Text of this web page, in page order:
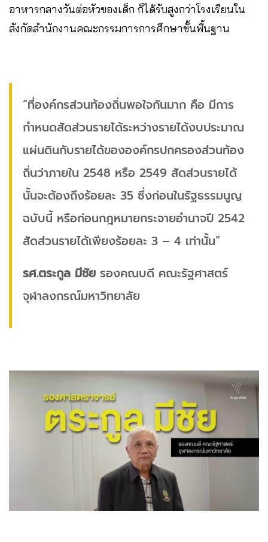
อาหารกลางวันต่อหัวของเด็ก ก็ได้รับสูงกว่าโรงเรียนใน
สังกัดสำนักงานคณะกรรมการการศึกษาขั้นพื้นฐาน
“ที่องค์กรส่วนท้องถิ่นพอใจกันมาก คือ มีการ
กำหนดสัดส่วนรายได้ระหว่างรายได้งบประมาณ
แผ่นดินกับรายได้ขององค์กรปกครองส่วนท้อง
ถิ่นว่าภายใน 2548 หรือ 2549 สัดส่วนรายได้
นั้นจะต้องถึงร้อยละ 35 ซึ่งก่อนในรัฐธรรมนูญ
ฉบับนี้ หรือก่อนกฎหมายกระจายอำนาจปี 2542
สัดส่วนรายได้เพียงร้อยละ 3 – 4 เท่านั้น”
รศ.ตระกูล มีชัย รองคณบดี คณะรัฐศาสตร์
จุฬาลงกรณ์มหาวิทยาลัย